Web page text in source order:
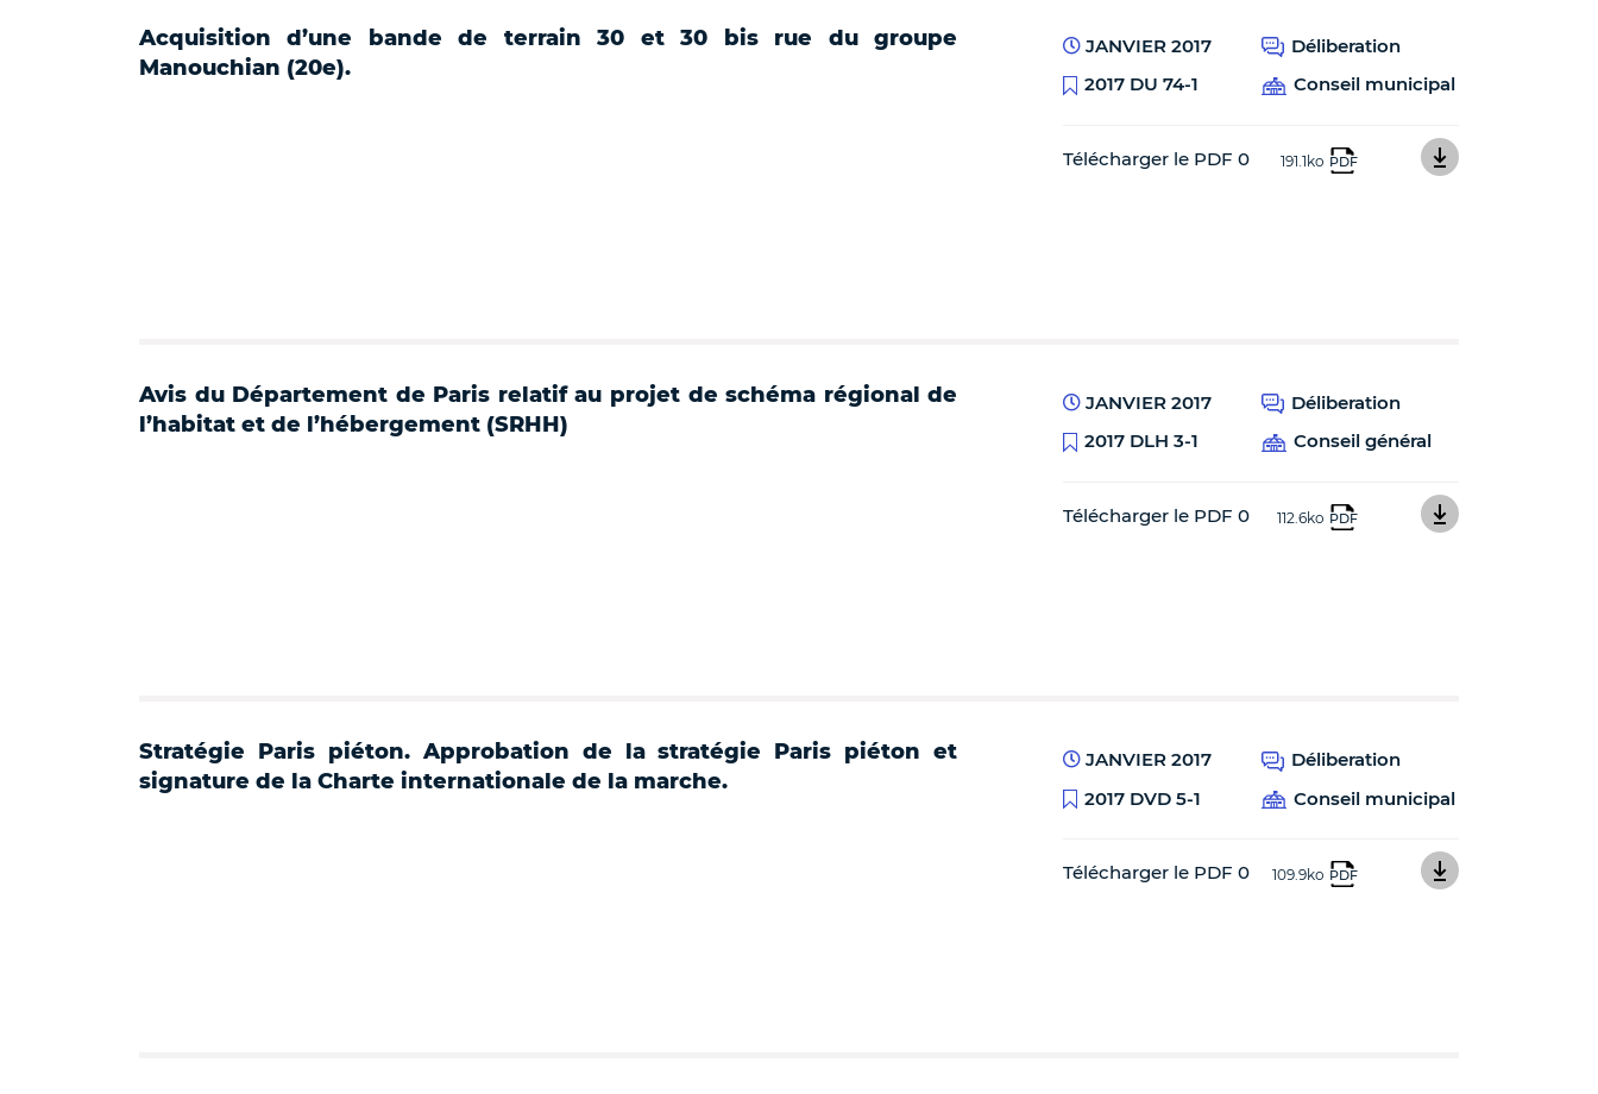
Acquisition d’une bande de terrain 30 et 30 bis rue du groupe
Manouchian (20e).
JANVIER 2017
Déliberation
2017 DU 74-1
Conseil municipal
Télécharger le PDF 0 191.1ko PDF
Avis du Département de Paris relatif au projet de schéma régional de
l’habitat et de l’hébergement (SRHH)
JANVIER 2017
Déliberation
2017 DLH 3-1
Conseil général
Télécharger le PDF 0 112.6ko PDF
Stratégie Paris piéton. Approbation de la stratégie Paris piéton et
signature de la Charte internationale de la marche.
JANVIER 2017
Déliberation
2017 DVD 5-1
Conseil municipal
Télécharger le PDF 0 109.9ko PDF